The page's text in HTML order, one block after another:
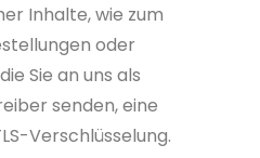
Inhalte, wie zum
oder
Sie an uns als
senden, eine
Verschlüsselung.